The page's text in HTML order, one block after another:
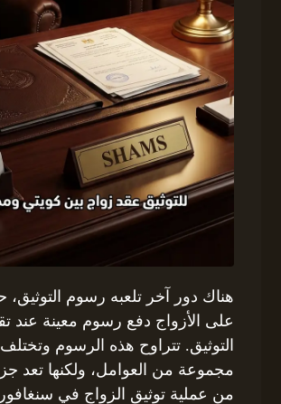
هناك دور آخر تلعبه رسوم التوثيق،
على الأزواج دفع رسوم معينة عند
التوثيق. تتراوح هذه الرسوم
مجموعة من العوامل، ولكنها تعد
من عملية توثيق الزواج في